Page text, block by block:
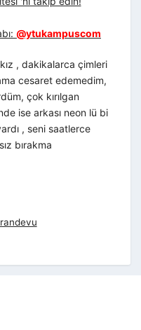
@ytukampuscom
, dakikalarca çimleri
cesaret edemedim,
çok kırılgan
ise arkası neon lü bi
, seni saatlerce
bırakma